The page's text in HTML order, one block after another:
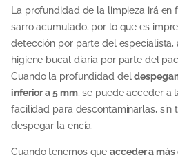
La profundidad de la limpieza irá
sarro acumulado, por lo que es
detección por parte del especialista,
higiene bucal diaria por parte del
Cuando la profundidad del
inferior a 5 mm, se puede acceder a
facilidad para descontaminarlas, sin
despegar la encía.
Cuando tenemos queacceder a